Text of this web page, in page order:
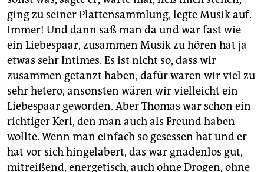
ging zu seiner Plattensammlung, legte Musik auf.
Immer! Und dann saß man da und war fast wie
ein Liebespaar, zusammen Musik zu hören hat ja
etwas sehr Intimes. Es ist nicht so, dass wir
zusammen getanzt haben, dafür waren wir viel zu
sehr hetero, ansonsten wären wir vielleicht ein
Liebespaar geworden. Aber Thomas war schon ein
richtiger Kerl, den man auch als Freund haben
wollte. Wenn man einfach so gesessen hat und er
hat vor sich hingelabert, das war gnadenlos gut,
mitreißend, energetisch, auch ohne Drogen, ohne